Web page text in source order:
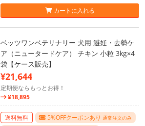
カートに入れる
ベッツワンベテリナリー 犬用 避妊・去勢ケ
ア（ニュータードケア） チキン 小粒 3kg×4
袋【ケース販売】
¥21,644
定期便ならもっとお得！
¥18,895
送料無料 5%OFFクーポンあり 通常注文のみ